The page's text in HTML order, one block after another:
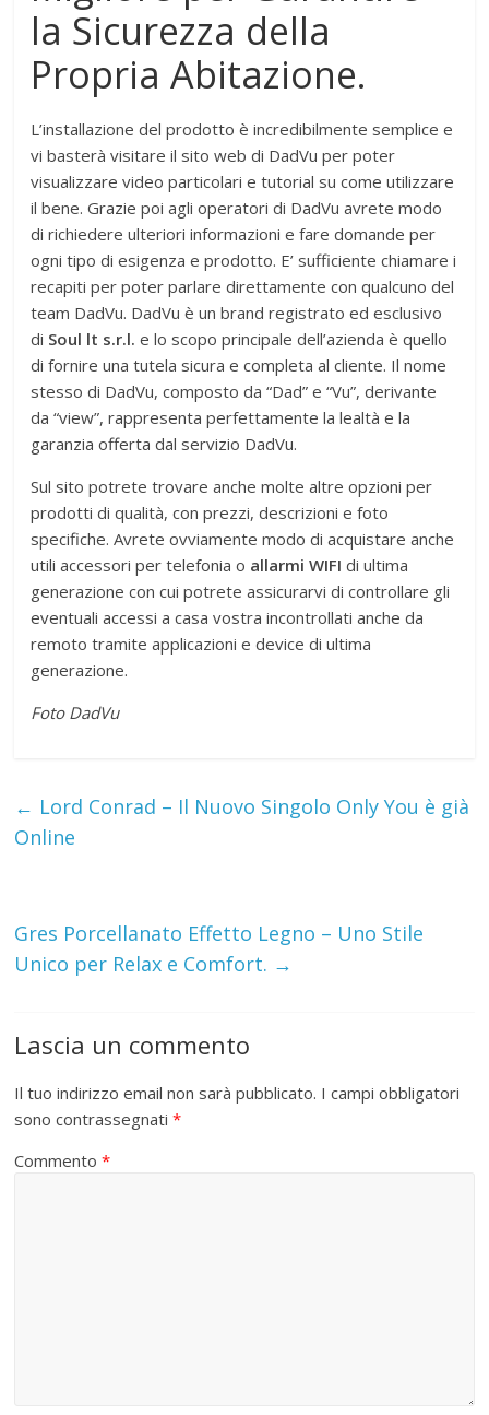
la Sicurezza della
Propria Abitazione.
L’installazione del prodotto è incredibilmente semplice e
vi basterà visitare il sito web di DadVu per poter
visualizzare video particolari e tutorial su come utilizzare
il bene. Grazie poi agli operatori di DadVu avrete modo
di richiedere ulteriori informazioni e fare domande per
ogni tipo di esigenza e prodotto. E’ sufficiente chiamare i
recapiti per poter parlare direttamente con qualcuno del
team DadVu. DadVu è un brand registrato ed esclusivo
di Soul lt s.r.l.e lo scopo principale dell’azienda è quello
di fornire una tutela sicura e completa al cliente. Il nome
stesso di DadVu, composto da “Dad” e “Vu”, derivante
da “view”, rappresenta perfettamente la lealtà e la
garanzia offerta dal servizio DadVu.
Sul sito potrete trovare anche molte altre opzioni per
prodotti di qualità, con prezzi, descrizioni e foto
specifiche. Avrete ovviamente modo di acquistare anche
utili accessori per telefonia o allarmi WIFIdi ultima
generazione con cui potrete assicurarvi di controllare gli
eventuali accessi a casa vostra incontrollati anche da
remoto tramite applicazioni e device di ultima
generazione.
Foto DadVu
← Lord Conrad – Il Nuovo Singolo Only You è già
Online
Gres Porcellanato Effetto Legno – Uno Stile
Unico per Relax e Comfort. →
Lascia un commento
Il tuo indirizzo email non sarà pubblicato. I campi obbligatori
sono contrassegnati*
Commento*